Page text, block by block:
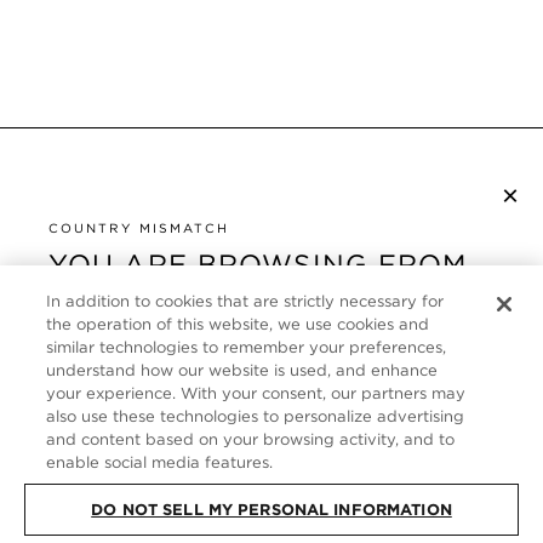
×
COUNTRY MISMATCH
YOU ARE BROWSING FROM
UNITED STATES
It looks like you are visiting us from United States,
but you are currently browsing our Deutschland
store. Would you like to be redirected to your local
site?
SHOP IN UNITED STATES
KUNDENSERVICE
ÜBER
FOLLOW US
GERMANY
In addition to cookies that are strictly necessary for
the operation of this website, we use cookies and
similar technologies to remember your preferences,
understand how our website is used, and enhance
your experience. With your consent, our partners may
also use these technologies to personalize advertising
and content based on your browsing activity, and to
enable social media features.
DO NOT SELL MY PERSONAL INFORMATION